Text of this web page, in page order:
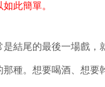
此簡單。
結尾的最後一場戲，
種。想要喝酒、想要